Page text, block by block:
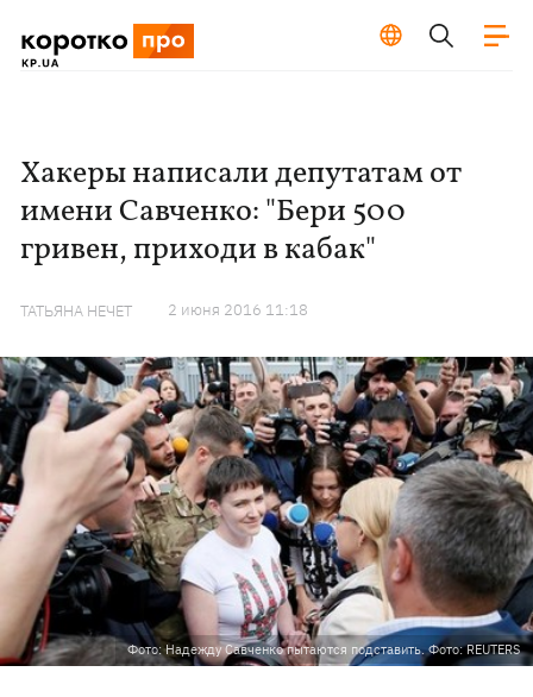
Хакеры написали депутатам от
имени Савченко: "Бери 500
гривен, приходи в кабак"
ТАТЬЯНА НЕЧЕТ 2 июня 2016 11:18
Фото: Надежду Савченко пытаются подставить. Фото: REUTERS